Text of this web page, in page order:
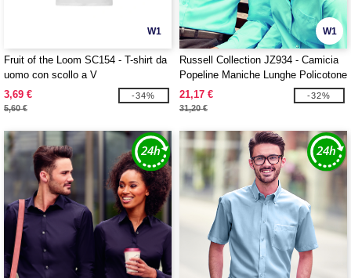
W1
Fruit of the Loom SC154 - T-shirt da
uomo con scollo a V
3,69 €
5,60 €
-34%
W1
Russell Collection JZ934 - Camicia
Popeline Maniche Lunghe Policotone
Facile Cura Uomo
21,17 €
31,20 €
-32%